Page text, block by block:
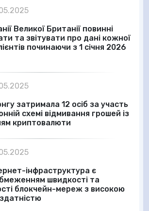
Великої Британії повинні
та звітувати про дані кожної
починаючи з 1 січня 2026
затримала 12 осіб за участь
схемі відмивання грошей із
криптовалюти
інфраструктура є
швидкості та
блокчейн-мереж з високою